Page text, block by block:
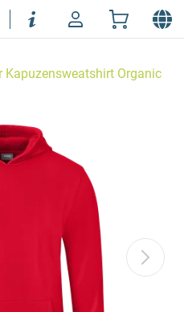
Kapuzensweatshirt Organic